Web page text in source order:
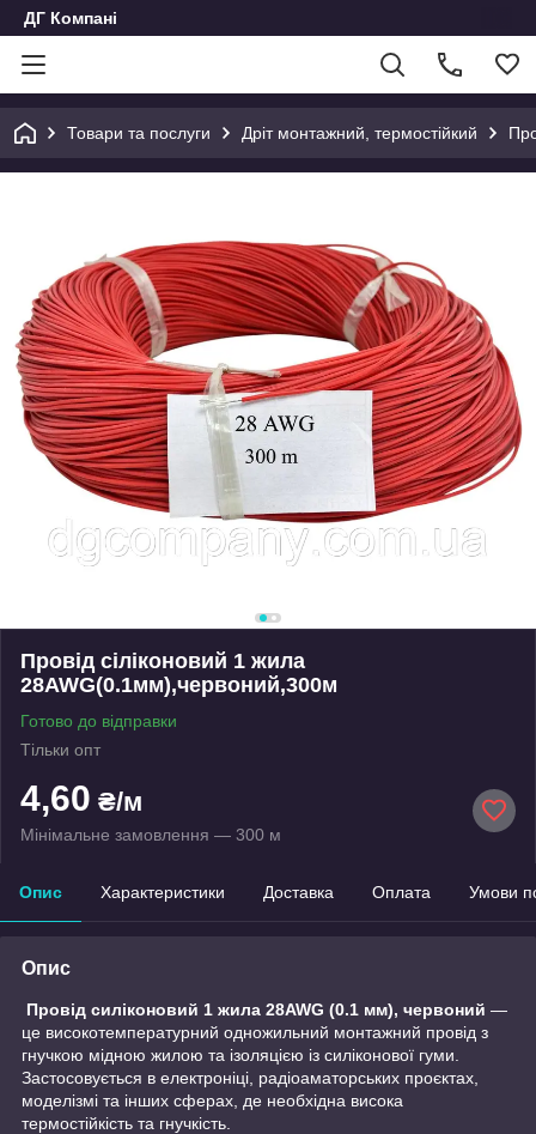
ДГ Компані
Товари та послуги Дріт монтажний, термостійкий
Провід сіліконовий 1 жила
28AWG(0.1мм),червоний,300м
Готово до відправки
Тільки опт
4,60 ₴/м
Мінімальне замовлення — 300 м
Опис Характеристики Доставка Оплата Умови
Опис
Провід силіконовий 1 жила 28AWG (0.1 мм), червоний —
це високотемпературний одножильний монтажний провід з
гнучкою мідною жилою та ізоляцією із силіконової гуми.
Застосовується в електроніці, радіоаматорських проєктах,
моделізмі та інших сферах, де необхідна висока
термостійкість та гнучкість.